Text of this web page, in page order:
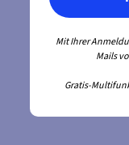
Mit Ihrer
Mails
Gratis-